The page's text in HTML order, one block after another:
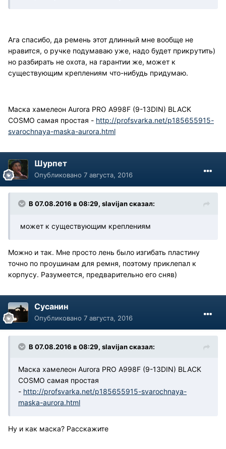
Ага спасибо, да ремень этот длинный мне вообще не
нравится, о ручке подумаваю уже, надо будет прикрутить)
но разбирать не охота, на гарантии же, может к
существующим креплениям что-нибудь придумаю.
Маска хамелеон Aurora PRO A998F (9-13DIN) BLACK
COSMO самая простая - http://profsvarka.net/p185655915-
svarochnaya-maska-aurora.html
Шурпет
Опубликовано 7 августа, 2016
В 07.08.2016 в 08:29, slavijan сказал:
может к существующим креплениям
Можно и так. Мне просто лень было изгибать пластину
точно по проушинам для ремня, поэтому приклепал к
корпусу. Разумеется, предварительно его сняв)
Сусанин
Опубликовано 7 августа, 2016
В 07.08.2016 в 08:29, slavijan сказал:
Маска хамелеон Aurora PRO A998F (9-13DIN) BLACK
COSMO самая простая
- http://profsvarka.net/p185655915-svarochnaya-
maska-aurora.html
Ну и как маска? Расскажите